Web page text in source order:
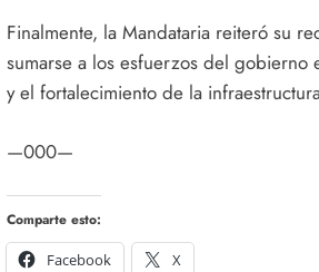
Finalmente, la Mandataria reiteró su
sumarse a los esfuerzos del gobierno
y el fortalecimiento de la
—000—
Comparte esto:
Facebook
X